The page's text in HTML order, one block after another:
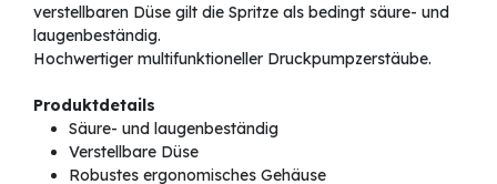
verstellbaren Düse gilt die Spritze als bedingt säure- und
laugenbeständig.
Hochwertiger multifunktioneller Druckpumpzerstäube.
Produktdetails
Säure- und laugenbeständig
Verstellbare Düse
Robustes ergonomisches Gehäuse